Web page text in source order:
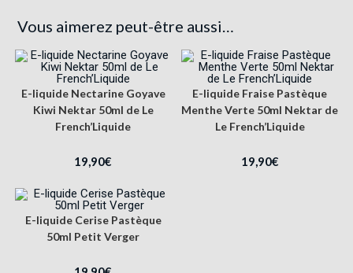
Vous aimerez peut-être aussi…
E-liquide Nectarine Goyave
Kiwi Nektar 50ml de Le
French’Liquide
19,90€
E-liquide Fraise Pastèque
Menthe Verte 50ml Nektar de
Le French’Liquide
19,90€
E-liquide Cerise Pastèque
50ml Petit Verger